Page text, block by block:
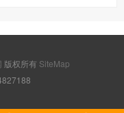
版权所有 SiteMap